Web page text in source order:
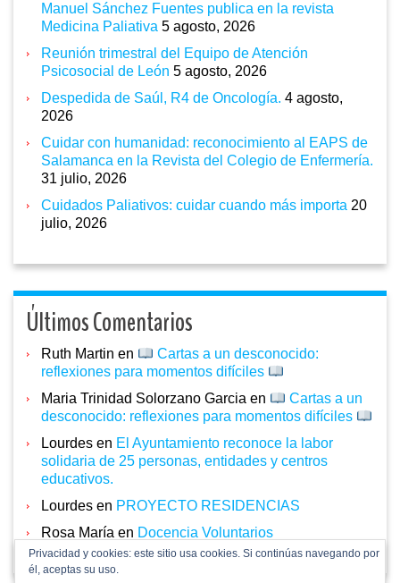
Manuel Sánchez Fuentes publica en la revista
Medicina Paliativa 5 agosto, 2026
Reunión trimestral del Equipo de Atención
Psicosocial de León 5 agosto, 2026
Despedida de Saúl, R4 de Oncología. 4 agosto,
2026
Cuidar con humanidad: reconocimiento al EAPS de
Salamanca en la Revista del Colegio de Enfermería.
31 julio, 2026
Cuidados Paliativos: cuidar cuando más importa 20
julio, 2026
Últimos Comentarios
Ruth Martin en
Cartas a un desconocido:
reflexiones para momentos difíciles
Maria Trinidad Solorzano Garcia en
Cartas a un
desconocido: reflexiones para momentos difíciles
Lourdes en El Ayuntamiento reconoce la labor
solidaria de 25 personas, entidades y centros
educativos.
Lourdes en PROYECTO RESIDENCIAS
Rosa María en Docencia Voluntarios
Privacidad y cookies: este sitio usa cookies. Si continúas navegando por
él, aceptas su uso.